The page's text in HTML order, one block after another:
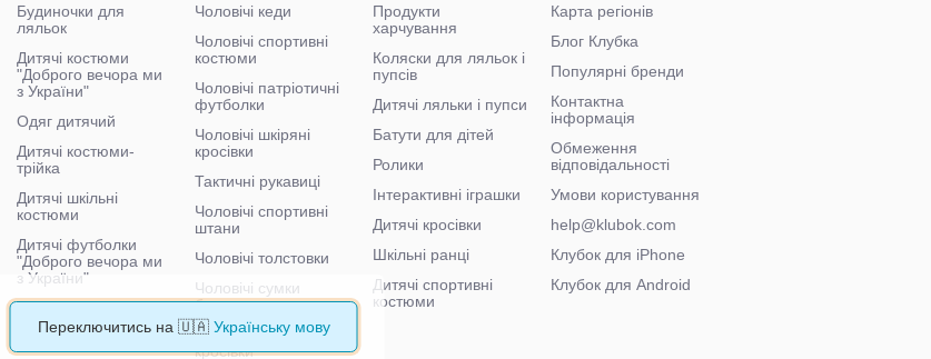
Будиночки для
ляльок
Дитячі костюми
"Доброго вечора ми
з України"
Одяг дитячий
Дитячі костюми-
трійка
Дитячі шкільні
костюми
Дитячі футболки
"Доброго вечора ми
з України"
Дитячі спортивні
костюми "Доброго
вечора ми з України"
Чоловічі кеди
Чоловічі спортивні
костюми
Чоловічі патріотичні
футболки
Чоловічі шкіряні
кросівки
Тактичні рукавиці
Чоловічі спортивні
штани
Чоловічі толстовки
Чоловічі сумки
бананки
Чоловічі тактичні
кросівки
Продукти
харчування
Коляски для ляльок і
пупсів
Дитячі ляльки і пупси
Батути для дітей
Ролики
Інтерактивні іграшки
Дитячі кросівки
Шкільні ранці
Дитячі спортивні
костюми
Карта регіонів
Блог Клубка
Популярні бренди
Контактна
інформація
Обмеження
відповідальності
Умови користування
help@klubok.com
Клубок для iPhone
Клубок для Android
Переключитись на 🇺🇦 Українську мову